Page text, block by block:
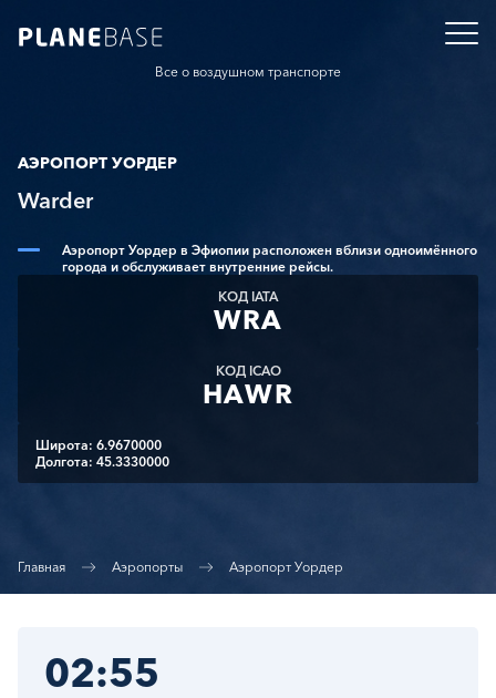
Все о воздушном транспорте
АЭРОПОРТ УОРДЕР
Warder
Аэропорт Уордер в Эфиопии расположен вблизи одноимённого
города и обслуживает внутренние рейсы.
КОД IATA
WRA
КОД ICAO
HAWR
Широта: 6.9670000
Долгота: 45.3330000
Главная Аэропорты Аэропорт Уордер
02:55